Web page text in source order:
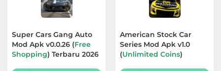
Super Cars Gang Auto
Mod Apk v0.0.26 (Free
Shopping) Terbaru 2026
American Stock Car
Series Mod Apk v1.0
(Unlimited Coins)